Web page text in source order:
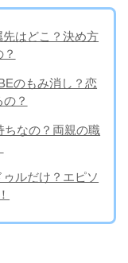
はどこ？決め方
のもみ消し？恋
？
ちなの？両親の職
ルだけ？エピソ